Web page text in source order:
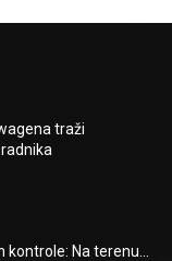
traži
Na terenu...